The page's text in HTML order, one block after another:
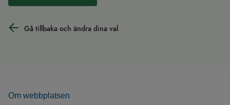
Gå tillbaka och ändra dina val
Om webbplatsen